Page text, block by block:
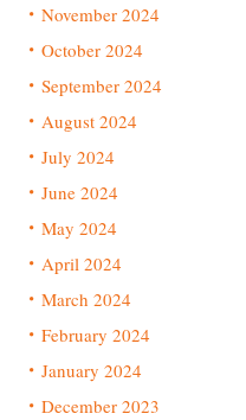
November 2024
October 2024
September 2024
August 2024
July 2024
June 2024
May 2024
April 2024
March 2024
February 2024
January 2024
December 2023